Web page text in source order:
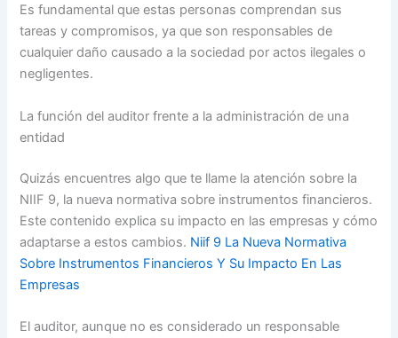
Es fundamental que estas personas comprendan sus
tareas y compromisos, ya que son responsables de
cualquier daño causado a la sociedad por actos ilegales o
negligentes.
La función del auditor frente a la administración de una
entidad
Quizás encuentres algo que te llame la atención sobre la
NIIF 9, la nueva normativa sobre instrumentos financieros.
Este contenido explica su impacto en las empresas y cómo
adaptarse a estos cambios. Niif 9 La Nueva Normativa
Sobre Instrumentos Financieros Y Su Impacto En Las
Empresas
El auditor, aunque no es considerado un responsable